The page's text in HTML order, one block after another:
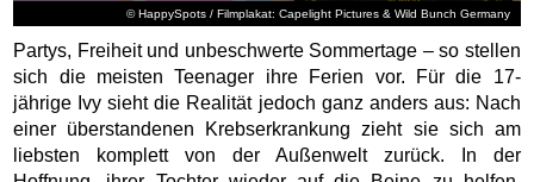
© HappySpots / Filmplakat: Capelight Pictures & Wild Bunch Germany
Partys, Freiheit und unbeschwerte Sommertage – so stellen
sich die meisten Teenager ihre Ferien vor. Für die 17-
jährige Ivy sieht die Realität jedoch ganz anders aus: Nach
einer überstandenen Krebserkrankung zieht sie sich am
liebsten komplett von der Außenwelt zurück. In der